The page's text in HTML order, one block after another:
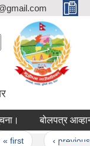
बोलपत्र आव्हान
‹ previous …